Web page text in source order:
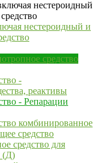
нестероидный и
средство
-
реактивы
- Репарации
комбинированное
средство
средство для
(Д)